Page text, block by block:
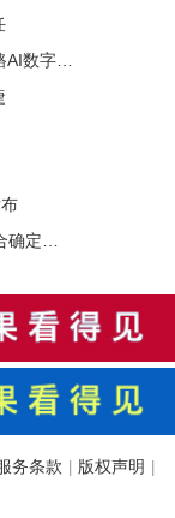
地再提速
系城市
务条款 版权声明